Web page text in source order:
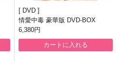
DVD
情愛中毒 豪華版 DVD-BOX
6,380円
カートに入れる